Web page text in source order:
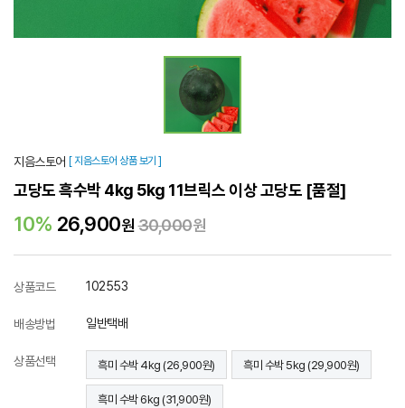
지음스토어 [ 지음스토어 상품 보기 ]
고당도 흑수박 4kg 5kg 11브릭스 이상 고당도 [품절]
10% 26,900원30,000원
상품코드 102553
배송방법 일반택배
상품선택 흑미 수박 4kg (26,900원) 흑미 수박 5kg (29,900원)
흑미 수박 6kg (31,900원)